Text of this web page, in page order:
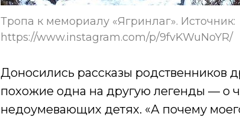
Тропа к мемориалу «Ягринлаг». Источник:
https://www.instagram.com/p/9fvKWuNoYR/
Доносились рассказы родственников
похожие одна на другую легенды — о
недоумевающих детях. «А почему